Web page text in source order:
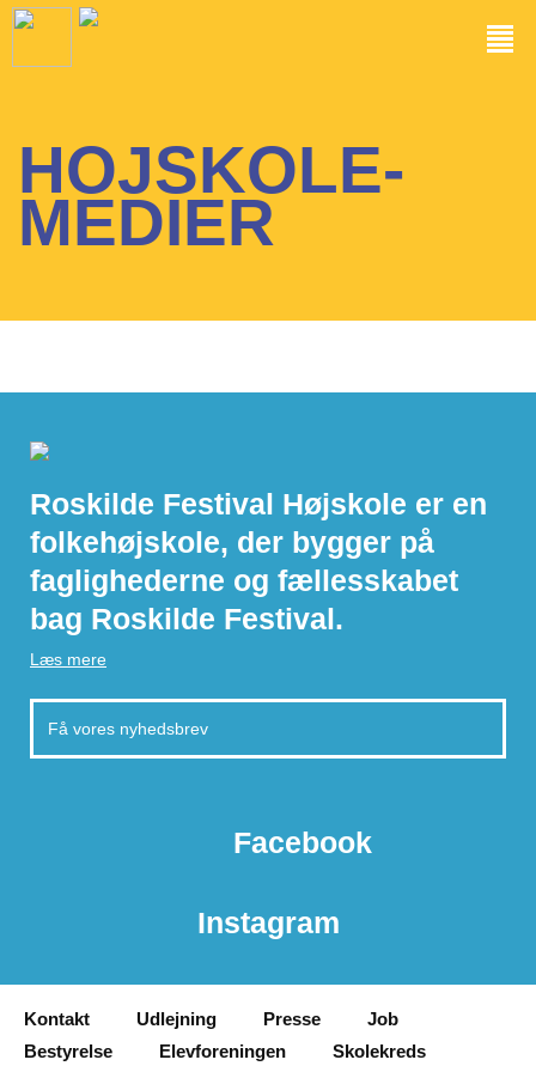
HOJSKOLE-
MEDIER
Roskilde Festival Højskole er en
folkehøjskole, der bygger på
faglighederne og fællesskabet
bag Roskilde Festival.
Læs mere
Facebook
Instagram
Kontakt Udlejning Presse
Job
Bestyrelse
Elevforeningen Skolekreds